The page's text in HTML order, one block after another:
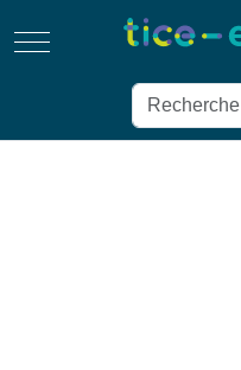
Mobile Menu Toggle
Rechercher